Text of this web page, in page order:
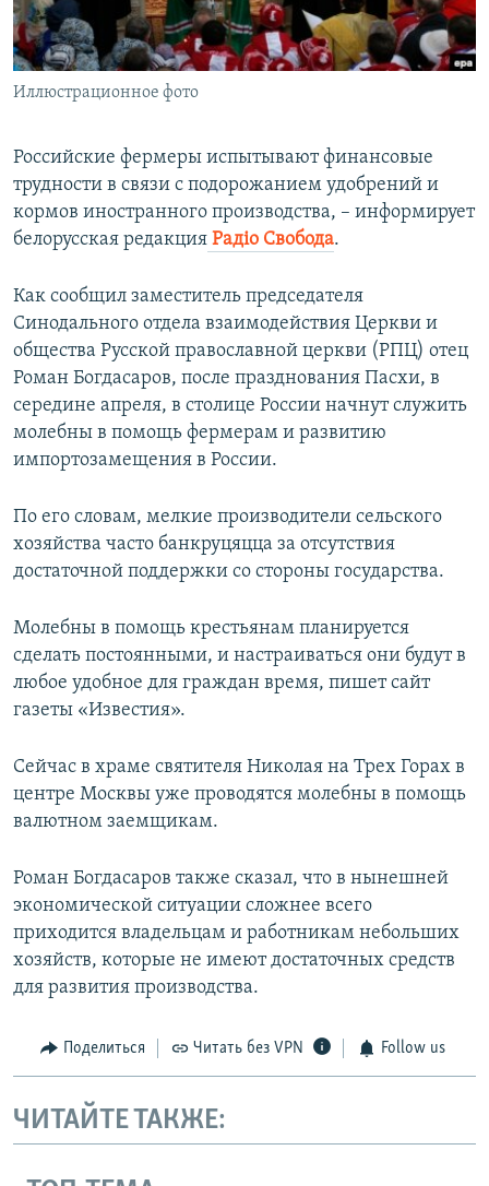
ПОБЕДИТЕЛЕЙ НЕ СУДЯТ?
КРЫМ.НЕПОКОРЕННЫЙ
ELIFBE
ПРИСОЕДИНЯЙТЕСЬ!
Все сайты RFE/RL
Иллюстрационное фото
Российские фермеры испытывают финансовые
трудности в связи с подорожанием удобрений и
кормов иностранного производства, – информирует
белорусская редакция Радіо Свобода.
Как сообщил заместитель председателя
Синодального отдела взаимодействия Церкви и
общества Русской православной церкви (РПЦ) отец
Роман Богдасаров, после празднования Пасхи, в
середине апреля, в столице России начнут служить
молебны в помощь фермерам и развитию
импортозамещения в России.
По его словам, мелкие производители сельского
хозяйства часто банкруцяцца за отсутствия
достаточной поддержки со стороны государства.
Молебны в помощь крестьянам планируется
сделать постоянными, и настраиваться они будут в
любое удобное для граждан время, пишет сайт
газеты «Известия».
Сейчас в храме святителя Николая на Трех Горах в
центре Москвы уже проводятся молебны в помощь
валютном заемщикам.
Роман Богдасаров также сказал, что в нынешней
экономической ситуации сложнее всего
приходится владельцам и работникам небольших
хозяйств, которые не имеют достаточных средств
для развития производства.
Поделиться Читать без VPN Follow us
ЧИТАЙТЕ ТАКЖЕ: